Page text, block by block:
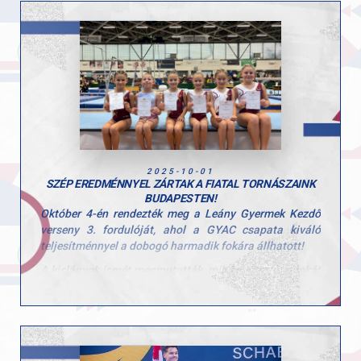
segítik a legkisebbeket az első sportélményeikhez.
2025-10-01
SZÉP EREDMÉNNYEL ZÁRTAK A FIATAL TORNÁSZAINK
BUDAPESTEN!
Október 4-én rendezték meg a Leány Gyermek Kezdő
verseny 3. fordulóját, ahol a GYAC csapata kiváló
teljesítménnyel a dobogó harmadik fokára állhatott!
A kislányok ismét megmutatták, milyen kitartó munkát
végeznek hétről hétre, és hogy a csapategység valódi
A csapat tagjai: Tátrai Karolina, Scheller Júlia Anna,
Stoiber Dalma, Hunorfi Heléna és Zoller-Delbó Zorka.